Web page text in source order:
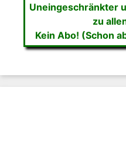
Uneingeschränkter
zu
Kein Abo! (Schon